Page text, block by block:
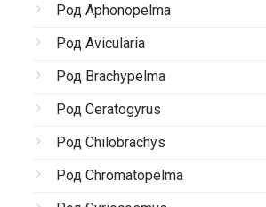
Род Aphonopelma
Род Avicularia
Род Brachypelma
Род Ceratogyrus
Род Chilobrachys
Род Chromatopelma